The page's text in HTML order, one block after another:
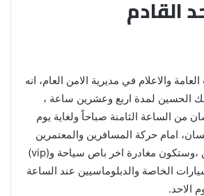
القادم
والاعلام في مديرية الامن العام، انه
الحسين لمدة اربع وعشرين ساعة ،
الموافق 8 نيسان من الساعة الثامنة صباحاً ولغاية يوم
الموافق 9 نيسان، امام حركة المسافرين والمعتمرين
القادمين والمغادرين ،وستكون مغادرة اخر باص سياحة و(vip)
الخاصة والدبلوماسيين عند الساعة
الاحد.